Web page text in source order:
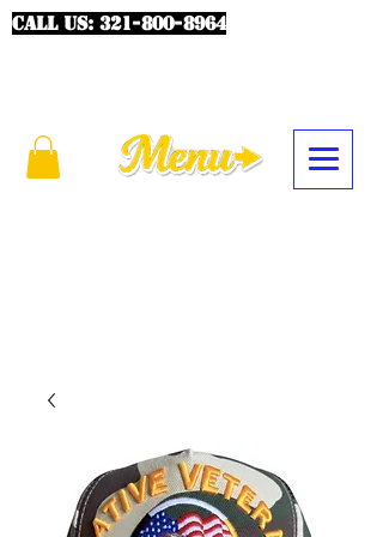
CALL US: 321-800-8964